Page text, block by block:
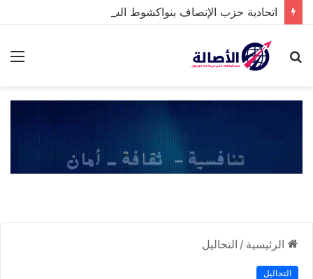
بحث
الرئيسية / التحاليل
التحاليل